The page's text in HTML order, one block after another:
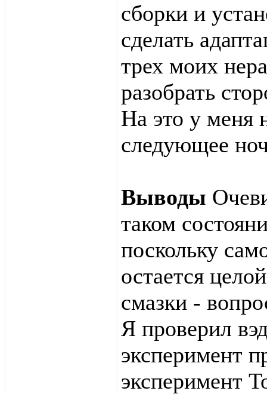
сборки и
сделать
трех моих
разобрать
На это у меня
следующее
Выводы
таком
поскольку
остается
смазки -
Я проверил
эксперимент
эксперимент